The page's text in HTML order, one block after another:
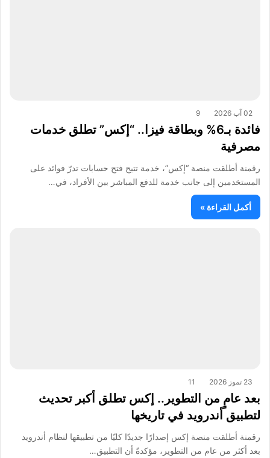
02 آب 2026 9
فائدة بـ6% وبطاقة فيزا.. “إكس” تطلق خدمات
مصرفية
رقمنة أطلقت منصة “إكس”، خدمة تتيح فتح حسابات تدرّ فوائد على
المستخدمين إلى جانب خدمة للدفع المباشر بين الأفراد، في…
أكمل القراءة »
23 تموز 2026 11
بعد عامٍ من التطوير.. إكس تطلق أكبر تحديث
لتطبيق أندرويد في تاريخها
رقمنة أطلقت منصة إكس إصدارًا جديدًا كليًا من تطبيقها لنظام أندرويد
بعد أكثر من عام من التطوير، مؤكدةً أن التطبيق…